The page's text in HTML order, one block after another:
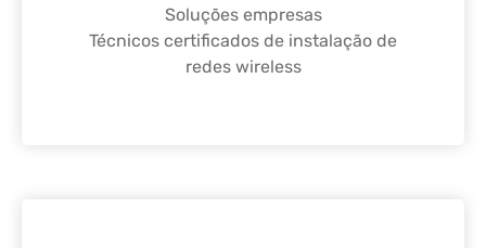
Soluções empresas
Técnicos certificados de instalação de
redes wireless